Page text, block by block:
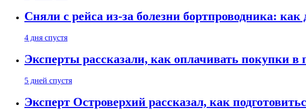
Сняли с рейса из-за болезни бортпроводника: как
4 дня спустя
Эксперты рассказали, как оплачивать покупки в
5 дней спустя
Эксперт Островерхий рассказал, как